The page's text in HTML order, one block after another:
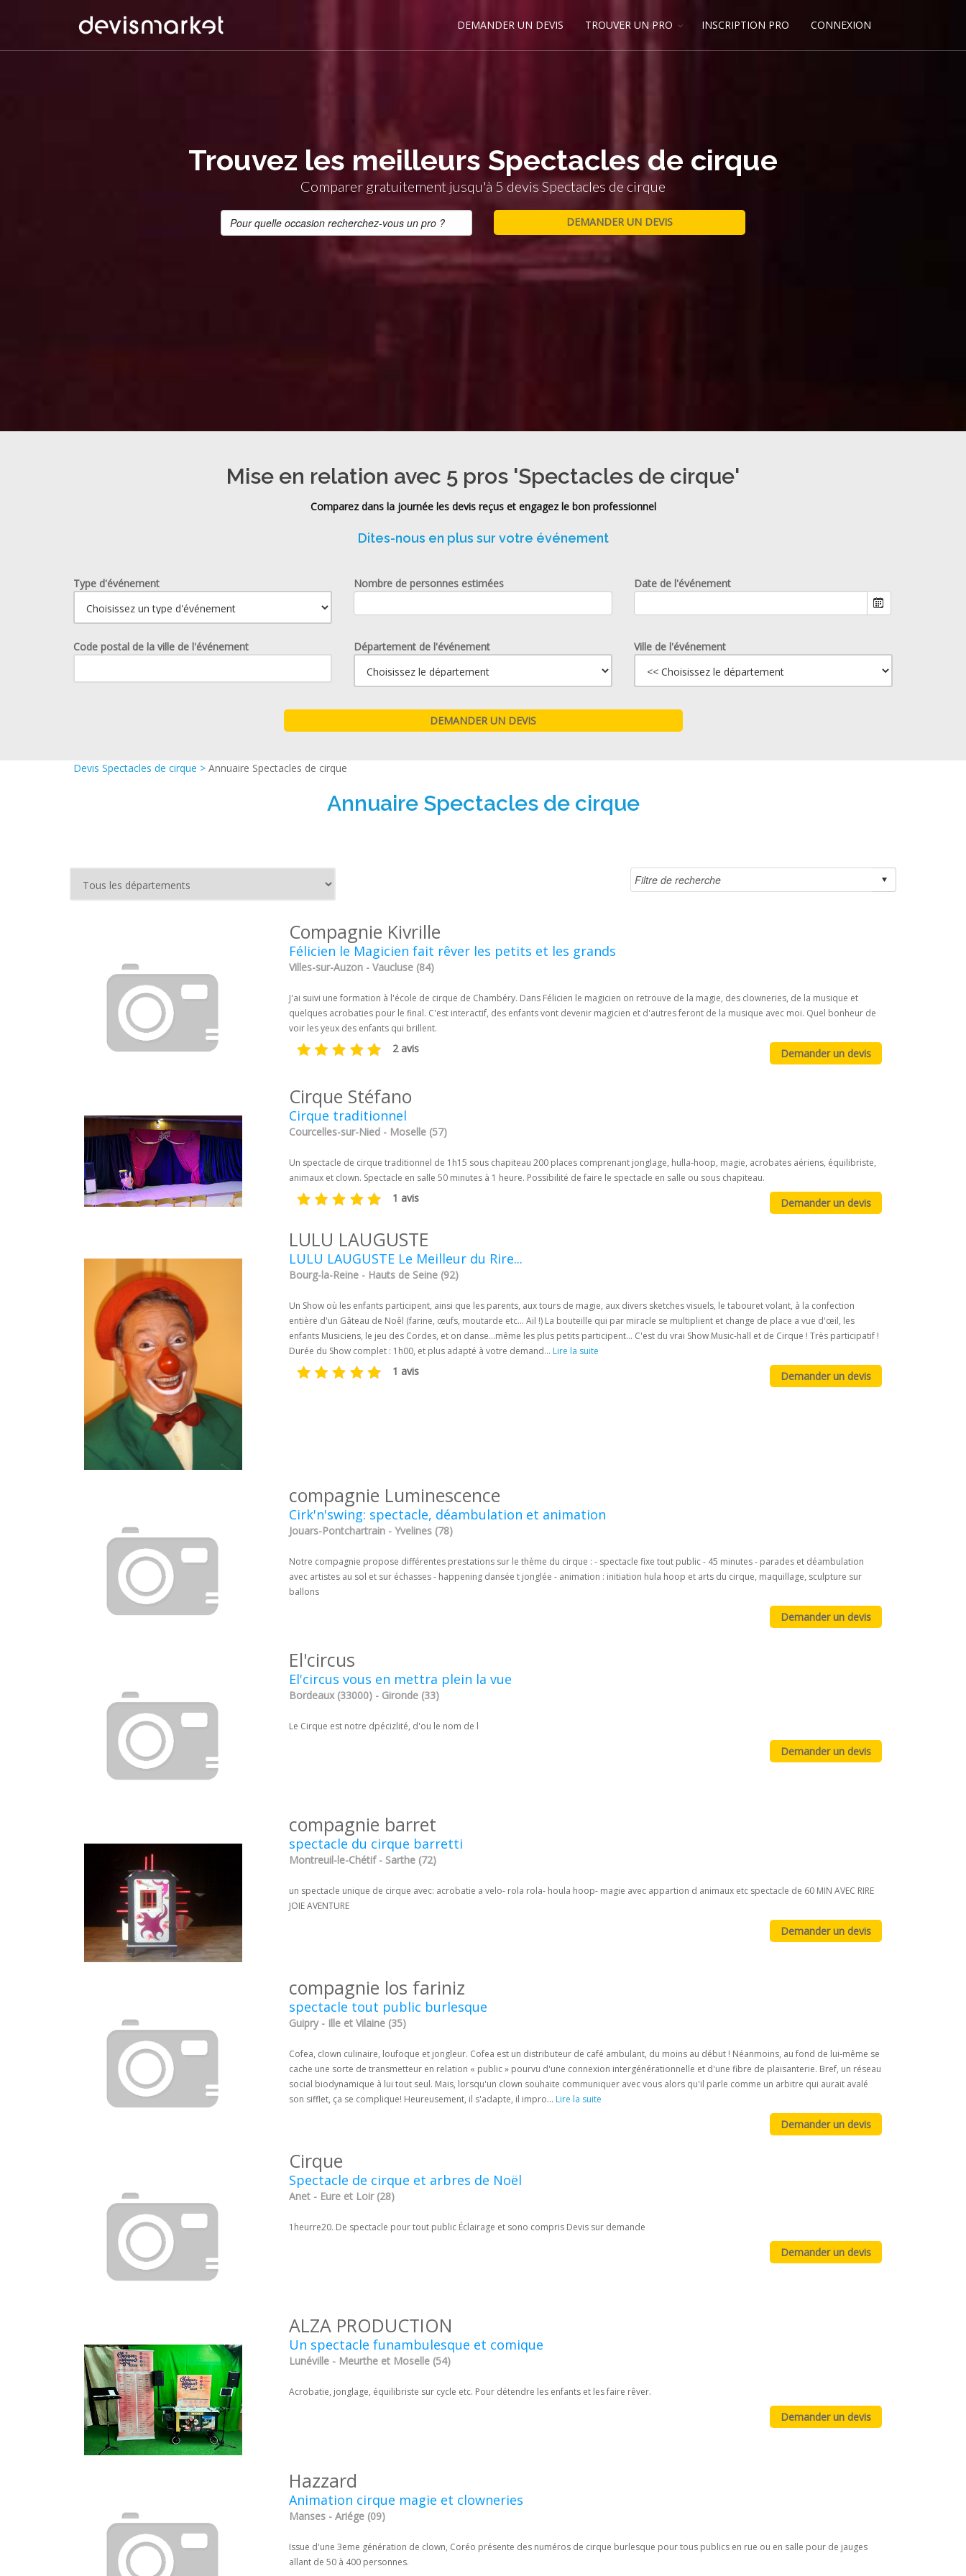
DEMANDER UN DEVIS TROUVER UN PRO INSCRIPTION PRO CONNEXION
Trouvez les meilleurs Spectacles de cirque
Comparer gratuitement jusqu'à 5 devis Spectacles de cirque
Mise en relation avec 5 pros 'Spectacles de cirque'
Comparez dans la journée les devis reçus et engagez le bon professionnel
Dites-nous en plus sur votre événement
Type d'événement Nombre de personnes estimées
Date de l'événement
Code postal de la ville de l'événement Département de l'événement Ville de l'événement
Devis Spectacles de cirque > Annuaire Spectacles de cirque
Annuaire Spectacles de cirque
Compagnie Kivrille
Félicien le Magicien fait rêver les petits et les grands
Villes-sur-Auzon - Vaucluse (84)
J'ai suivi une formation à l'école de cirque de Chambéry. Dans Félicien le magicien on retrouve de la magie, des clowneries, de la musique et
quelques acrobaties pour le final. C'est interactif, des enfants vont devenir magicien et d'autres feront de la musique avec moi. Quel bonheur de
voir les yeux des enfants qui brillent.
2 avis
Cirque Stéfano
Cirque traditionnel
Courcelles-sur-Nied - Moselle (57)
Un spectacle de cirque traditionnel de 1h15 sous chapiteau 200 places comprenant jonglage, hulla-hoop, magie, acrobates aériens, équilibriste,
animaux et clown. Spectacle en salle 50 minutes à 1 heure. Possibilité de faire le spectacle en salle ou sous chapiteau.
1 avis
LULU LAUGUSTE
LULU LAUGUSTE Le Meilleur du Rire...
Bourg-la-Reine - Hauts de Seine (92)
Un Show où les enfants participent, ainsi que les parents, aux tours de magie, aux divers sketches visuels, le tabouret volant, à la confection
entière d'un Gâteau de Noêl (farine, œufs, moutarde etc… Ail !) La bouteille qui par miracle se multiplient et change de place a vue d'œil, les
enfants Musiciens, le jeu des Cordes, et on danse…même les plus petits participent… C'est du vrai Show Music-hall et de Cirque ! Très participatif !
Durée du Show complet : 1h00, et plus adapté à votre demand... Lire la suite
1 avis
compagnie Luminescence
Cirk'n'swing: spectacle, déambulation et animation
Jouars-Pontchartrain - Yvelines (78)
Notre compagnie propose différentes prestations sur le thème du cirque : - spectacle fixe tout public - 45 minutes - parades et déambulation
avec artistes au sol et sur échasses - happening dansée t jonglée - animation : initiation hula hoop et arts du cirque, maquillage, sculpture sur
ballons
El'circus
El'circus vous en mettra plein la vue
Bordeaux (33000) - Gironde (33)
Le Cirque est notre dpécizlité, d'ou le nom de l
compagnie barret
spectacle du cirque barretti
Montreuil-le-Chétif - Sarthe (72)
un spectacle unique de cirque avec: acrobatie a velo- rola rola- houla hoop- magie avec appartion d animaux etc spectacle de 60 MIN AVEC RIRE
JOIE AVENTURE
compagnie los fariniz
spectacle tout public burlesque
Guipry - Ille et Vilaine (35)
Cofea, clown culinaire, loufoque et jongleur. Cofea est un distributeur de café ambulant, du moins au début ! Néanmoins, au fond de lui-même se
cache une sorte de transmetteur en relation « public » pourvu d'une connexion intergénérationnelle et d'une fibre de plaisanterie. Bref, un réseau
social biodynamique à lui tout seul. Mais, lorsqu'un clown souhaite communiquer avec vous alors qu'il parle comme un arbitre qui aurait avalé
son sifflet, ça se complique! Heureusement, il s'adapte, il impro... Lire la suite
Cirque
Spectacle de cirque et arbres de Noël
Anet - Eure et Loir (28)
1heurre20. De spectacle pour tout public Éclairage et sono compris Devis sur demande
ALZA PRODUCTION
Un spectacle funambulesque et comique
Lunéville - Meurthe et Moselle (54)
Acrobatie, jonglage, équilibriste sur cycle etc. Pour détendre les enfants et les faire rêver.
Hazzard
Animation cirque magie et clowneries
Manses - Ariége (09)
Issue d'une 3eme génération de clown, Coréo présente des numéros de cirque burlesque pour tous publics en rue ou en salle pour de jauges
allant de 50 à 400 personnes.